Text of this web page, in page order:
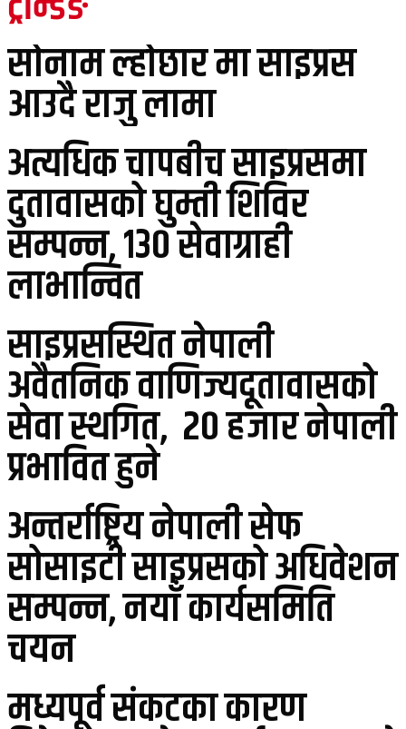
सोनाम ल्होछार मा साइप्रस
आउदै राजु लामा
अत्यधिक चापबीच साइप्रसमा
दुतावासको घुम्ती शिविर
सम्पन्न, १३० सेवाग्राही
लाभान्वित
साइप्रसस्थित नेपाली
अवैतनिक वाणिज्यदूतावासको
सेवा स्थगित, २० हजार नेपाली
प्रभावित हुने
अन्तर्राष्ट्रिय नेपाली सेफ
सोसाइटी साइप्रसको अधिवेशन
सम्पन्न, नयाँ कार्यसमिति
चयन
मध्यपूर्व संकटका कारण